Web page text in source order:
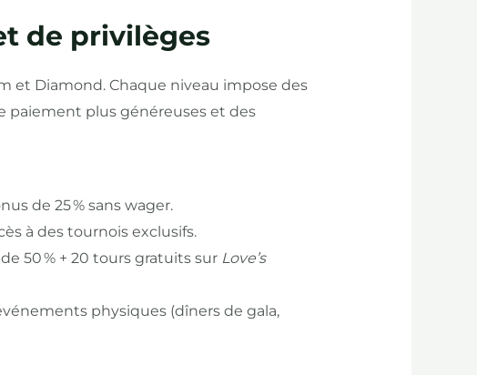
de privilèges
et Diamond. Chaque niveau impose des
paiement plus généreuses et des
de 25 % sans wager.
à des tournois exclusifs.
50 % + 20 tours gratuits sur Love’s
physiques (dîners de gala,